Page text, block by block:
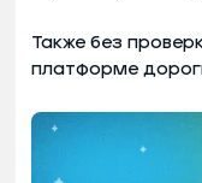
Также без
платформе